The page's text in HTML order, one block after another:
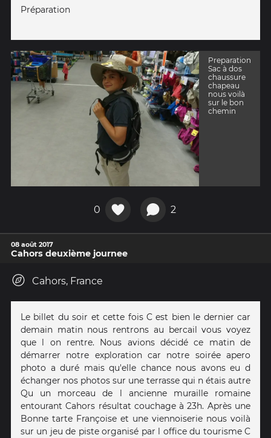
Préparation
Preparation
Sac à dos
chaussure
chapeau
nous voilà
sur le bon
chemin
0 2
08 août 2017
Cahors deuxième journee
Cahors, France
Le billet du soir et cette fois C est bien le dernier car
demain matin nous rentrons au bercail vous voyez
que l on rentre. Nous avions décidé ce matin de
démarrer notre exploration car notre soirée apero
photo a duré mais qu'elle chance nous avons eu d
échanger nos photos sur une terrasse qui n étais autre
Qu un morceau de l ancienne muraille romaine
entourant Cahors résultat couchage à 23h. Après une
Bonne tarte Françoise et une viennoiserie nous voilà
sur un jeu de piste organisé par l office du tourisme C